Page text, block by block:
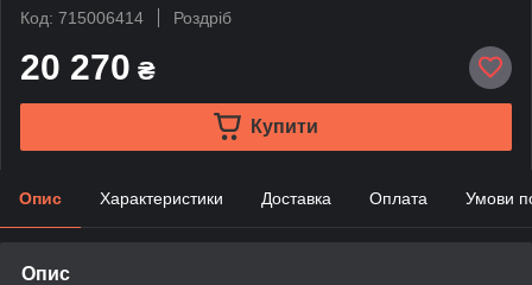
Код: 715006414
Роздріб
20 270 ₴
Купити
Опис Характеристики Доставка Оплата Умови
Опис